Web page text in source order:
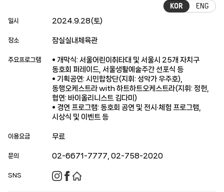
KOR ENG
일시 2024.9.28(토)
장소 잠실실내체육관
주요프로그램
• 개막식: 서울어린이취타대 및 서울시 25개 자치구
동호회 퍼레이드, 서울생활예술주간 선포식 등
• 기획공연: 시민합창단(지휘: 성악가 우주호),
동행오케스트라 with 하트하트오케스트라(지휘: 정헌,
협연: 바이올리니스트 김다미)
• 경연 프로그램: 동호회 공연 및 전시·체험 프로그램,
시상식 및 이벤트 등
이용요금 무료
문의 02-6671-7777, 02-758-2020
SNS